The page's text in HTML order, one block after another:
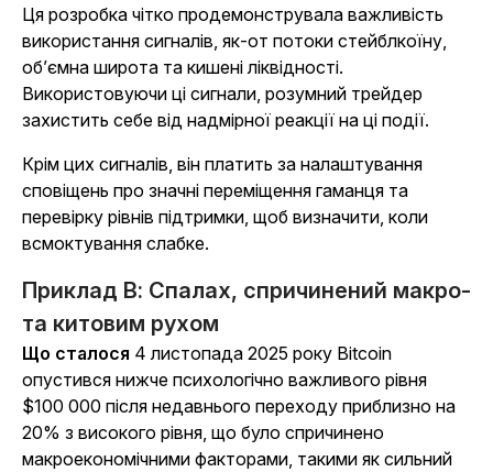
Ця розробка чітко продемонструвала важливість
використання сигналів, як-от потоки стейблкоїну,
об’ємна широта та кишені ліквідності.
Використовуючи ці сигнали, розумний трейдер
захистить себе від надмірної реакції на ці події.
Крім цих сигналів, він платить за налаштування
сповіщень про значні переміщення гаманця та
перевірку рівнів підтримки, щоб визначити, коли
всмоктування слабке.
Приклад B: Спалах, спричинений макро-
та китовим рухом
Що сталося 4 листопада 2025 року Bitcoin
опустився нижче психологічно важливого рівня
$100 000 після недавнього переходу приблизно на
20% з високого рівня, що було спричинено
макроекономічними факторами, такими як сильний